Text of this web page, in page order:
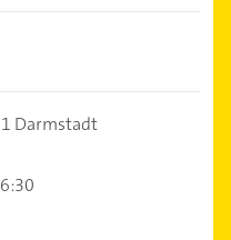
Darmstadt